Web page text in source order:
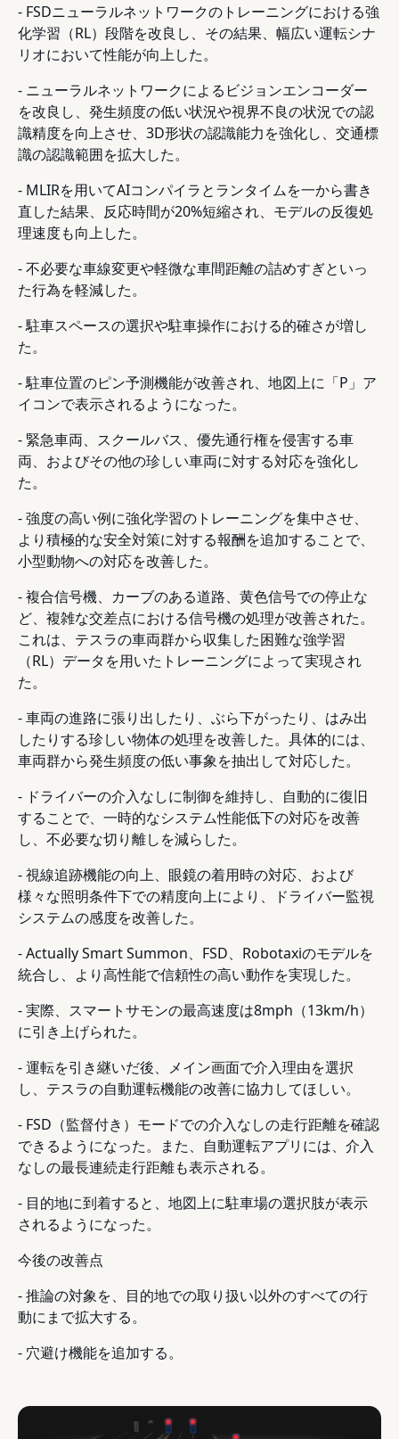
- FSDニューラルネットワークのトレーニングにおける強
化学習（RL）段階を改良し、その結果、幅広い運転シナ
リオにおいて性能が向上した。
- ニューラルネットワークによるビジョンエンコーダー
を改良し、発生頻度の低い状況や視界不良の状況での認
識精度を向上させ、3D形状の認識能力を強化し、交通標
識の認識範囲を拡大した。
- MLIRを用いてAIコンパイラとランタイムを一から書き
直した結果、反応時間が20%短縮され、モデルの反復処
理速度も向上した。
- 不必要な車線変更や軽微な車間距離の詰めすぎといっ
た行為を軽減した。
- 駐車スペースの選択や駐車操作における的確さが増し
た。
- 駐車位置のピン予測機能が改善され、地図上に「P」ア
イコンで表示されるようになった。
- 緊急車両、スクールバス、優先通行権を侵害する車
両、およびその他の珍しい車両に対する対応を強化し
た。
- 強度の高い例に強化学習のトレーニングを集中させ、
より積極的な安全対策に対する報酬を追加することで、
小型動物への対応を改善した。
- 複合信号機、カーブのある道路、黄色信号での停止な
ど、複雑な交差点における信号機の処理が改善された。
これは、テスラの車両群から収集した困難な強学習
（RL）データを用いたトレーニングによって実現され
た。
- 車両の進路に張り出したり、ぶら下がったり、はみ出
したりする珍しい物体の処理を改善した。具体的には、
車両群から発生頻度の低い事象を抽出して対応した。
- ドライバーの介入なしに制御を維持し、自動的に復旧
することで、一時的なシステム性能低下の対応を改善
し、不必要な切り離しを減らした。
- 視線追跡機能の向上、眼鏡の着用時の対応、および
様々な照明条件下での精度向上により、ドライバー監視
システムの感度を改善した。
- Actually Smart Summon、FSD、Robotaxiのモデルを
統合し、より高性能で信頼性の高い動作を実現した。
- 実際、スマートサモンの最高速度は8mph（13km/h）
に引き上げられた。
- 運転を引き継いだ後、メイン画面で介入理由を選択
し、テスラの自動運転機能の改善に協力してほしい。
- FSD（監督付き）モードでの介入なしの走行距離を確認
できるようになった。また、自動運転アプリには、介入
なしの最長連続走行距離も表示される。
- 目的地に到着すると、地図上に駐車場の選択肢が表示
されるようになった。
今後の改善点
- 推論の対象を、目的地での取り扱い以外のすべての行
動にまで拡大する。
- 穴避け機能を追加する。